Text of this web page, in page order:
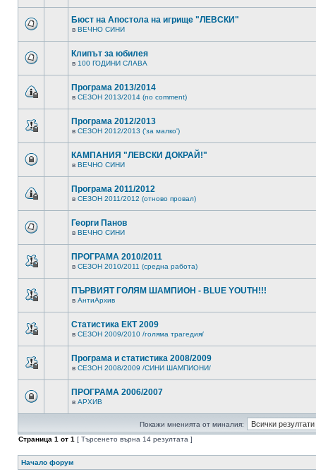
Бюст на Апостола на игрище "ЛЕВСКИ"
в ВЕЧНО СИНИ
Клипът за юбилея
в 100 ГОДИНИ СЛАВА
Програма 2013/2014
в СЕЗОН 2013/2014 (no comment)
Програма 2012/2013
в СЕЗОН 2012/2013 ('за малко')
КАМПАНИЯ "ЛЕВСКИ ДОКРАЙ!"
в ВЕЧНО СИНИ
Програма 2011/2012
в СЕЗОН 2011/2012 (отново провал)
Георги Панов
в ВЕЧНО СИНИ
ПРОГРАМА 2010/2011
в СЕЗОН 2010/2011 (средна работа)
ПЪРВИЯТ ГОЛЯМ ШАМПИОН - BLUE YOUTH!!!
в АнтиАрхив
Статистика ЕКТ 2009
в СЕЗОН 2009/2010 /голяма трагедия/
Програма и статистика 2008/2009
в СЕЗОН 2008/2009 /СИНИ ШАМПИОНИ/
ПРОГРАМА 2006/2007
в АРХИВ
Покажи мненията от миналия:
Страница 1 от 1 [ Търсенето върна 14 резултата ]
Начало форум